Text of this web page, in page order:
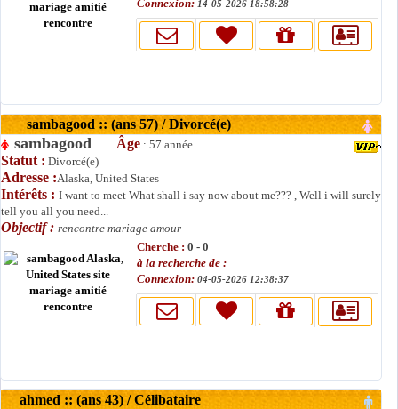
Connexion: 14-05-2026 18:58:28
sambagood :: (ans 57) / Divorcé(e)
sambagood Âge : 57 année .
Statut : Divorcé(e)
Adresse :Alaska, United States
Intérêts : I want to meet What shall i say now about me??? , Well i will surely
tell you all you need...
Objectif : rencontre mariage amour
Cherche : 0 - 0
à la recherche de :
Connexion: 04-05-2026 12:38:37
ahmed :: (ans 43) / Célibataire